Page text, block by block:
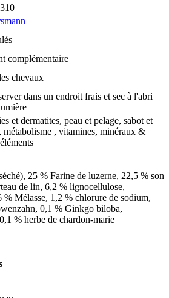
complémentaire
chevaux
dans un endroit frais et sec à l'abri
et dermatites, peau et pelage, sabot et
métabolisme , vitamines, minéraux &
25 % Farine de luzerne, 22,5 % son
de lin, 6,2 % lignocellulose,
Mélasse, 1,2 % chlorure de sodium,
0,1 % Ginkgo biloba,
% herbe de chardon-marie